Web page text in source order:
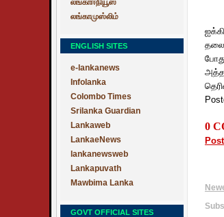
லங்காஈநியூஸ்
லங்காமுஸ்லிம்
ENGLISH SITES
e-lankanews
Infolanka
Colombo Times
Srilanka Guardian
Lankaweb
LankaeNews
lankanewsweb
Lankapuvath
Mawbima Lanka
GOVT OFFICIAL SITES
0